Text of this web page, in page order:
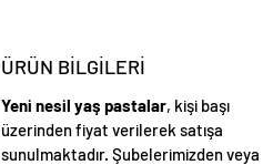
ÜRÜN BİLGİLERİ
Yeni nesil yaş pastalar, kişi başı
üzerinden fiyat verilerek satışa
sunulmaktadır. Şubelerimizden veya